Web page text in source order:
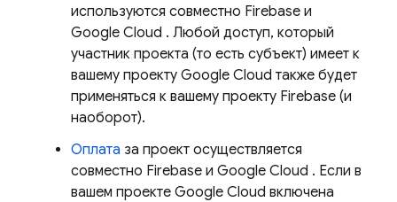
используются совместно Firebase и
Google Cloud . Любой доступ, который
участник проекта (то есть субъект) имеет к
вашему проекту Google Cloud также будет
применяться к вашему проекту Firebase (и
наоборот).
Оплата за проект осуществляется
совместно Firebase и Google Cloud . Если в
вашем проекте Google Cloud включена